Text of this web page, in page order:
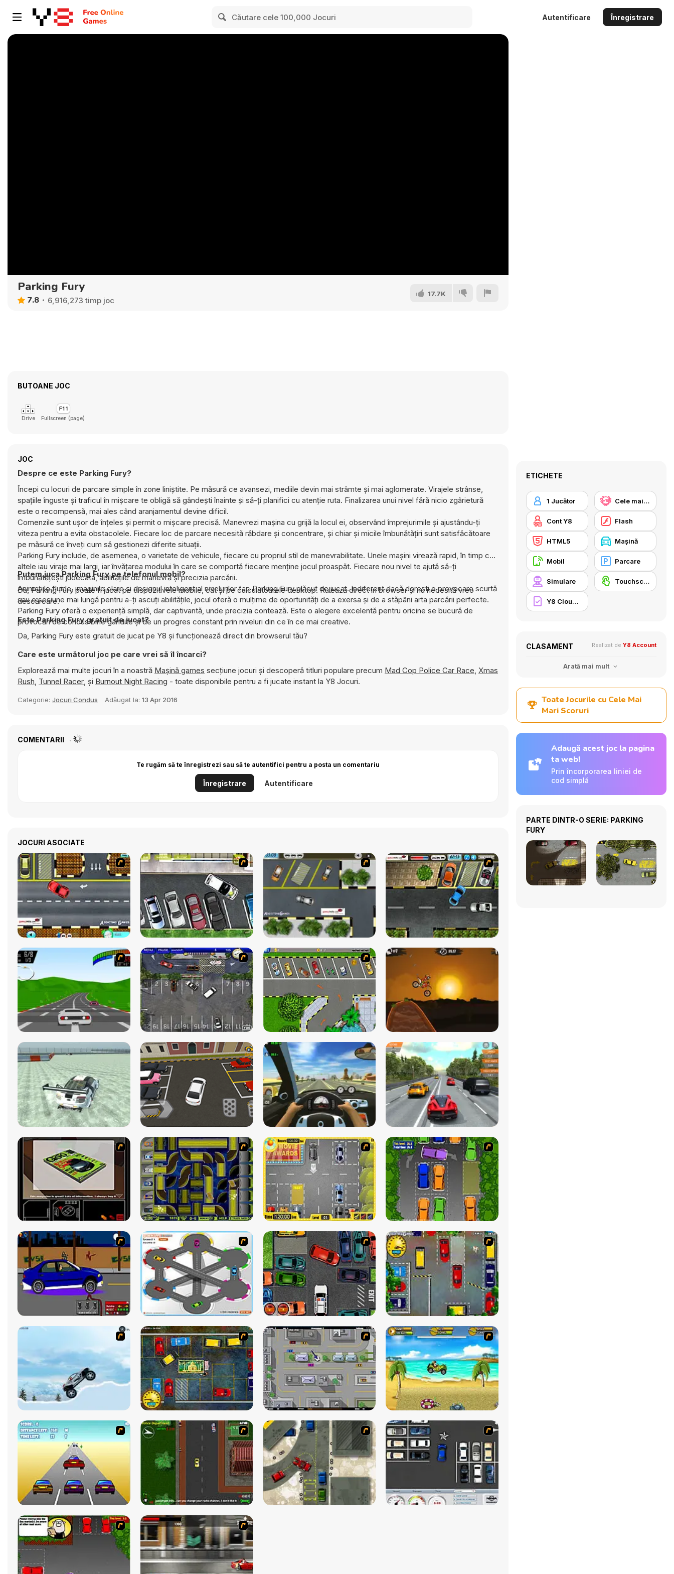
Autentificare Înregistrare
Parking Fury
7.8 6,916,273 timp joc
17.7K
BUTOANE JOC
Drive Fullscreen (page)
JOC
Despre ce este Parking Fury?
Începi cu locuri de parcare simple în zone liniștite. Pe măsură ce avansezi, mediile devin mai strâmte și mai aglomerate. Virajele strânse,
spațiile înguste și traficul în mișcare te obligă să gândești înainte și să-ți planifici cu atenție ruta. Finalizarea unui nivel fără nicio zgârietură
este o recompensă, mai ales când aranjamentul devine dificil.
Comenzile sunt ușor de înțeles și permit o mișcare precisă. Manevrezi mașina cu grijă la locul ei, observând împrejurimile și ajustându-ți
viteza pentru a evita obstacolele. Fiecare loc de parcare necesită răbdare și concentrare, și chiar și micile îmbunătățiri sunt satisfăcătoare
pe măsură ce înveți cum să gestionezi diferite situații.
Parking Fury include, de asemenea, o varietate de vehicule, fiecare cu propriul stil de manevrabilitate. Unele mașini virează rapid, în timp ce
altele iau viraje mai largi, iar învățarea modului în care se comportă fiecare menține jocul proaspăt. Fiecare nou nivel te ajută să-ți
îmbunătățești judecata, abilitățile de manevră și precizia parcării.
Animațiile fluide, imaginile clare și designul inteligent al nivelurilor fac Parking Fury plăcut de jucat. Indiferent dacă dorești o provocare scurtă
sau o sesiune mai lungă pentru a-ți ascuți abilitățile, jocul oferă o mulțime de oportunități de a exersa și de a stăpâni arta parcării perfecte.
Parking Fury oferă o experiență simplă, dar captivantă, unde precizia contează. Este o alegere excelentă pentru oricine se bucură de
provocări de condus bine gândite și de un progres constant prin niveluri din ce în ce mai creative.
Putem juca Parking Fury pe telefonul mobil?
Da, Parking Fury poate fi jucat pe dispozitivele mobile, cât și pe calculatoarele desktop. Rulează direct în browser și nu necesită vreo
descărcare.
Este Parking Fury gratuit de jucat?
Da, Parking Fury este gratuit de jucat pe Y8 și funcționează direct din browserul tău?
Care este următorul joc pe care vrei să îl încarci?
Explorează mai multe jocuri în a noastră Maşină games secțiune jocuri și descoperă titluri populare precum Mad Cop Police Car Race, Xmas
Rush, Tunnel Racer, și Burnout Night Racing - toate disponibile pentru a fi jucate instant la Y8 Jocuri.
Categorie: Jocuri Condus Adăugat la: 13 Apr 2016
COMENTARII
Te rugăm să te înregistrezi sau să te autentifici pentru a posta un comentariu
Înregistrare Autentificare
JOCURI ASOCIATE
ETICHETE
1 Jucător Cele mai mari scoruri Y8
Cont Y8 Flash
HTML5 Maşină
Mobil Parcare
Simulare Touchscreen
Y8 Cloud Save
CLASAMENT Realizat de Y8 Account
Arată mai mult
Toate Jocurile cu Cele Mai
Mari Scoruri
Adaugă acest joc la pagina
ta web!
Prin încorporarea liniei de
cod simplă
PARTE DINTR-O SERIE: PARKING
FURY